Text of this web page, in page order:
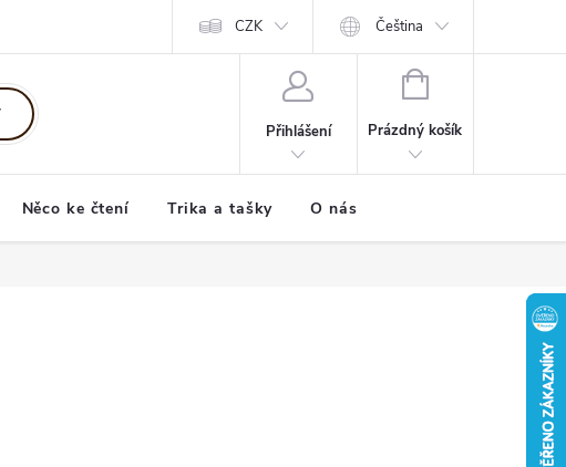
CZK Čeština
Přihlášení
NÁKUPNÍ
Prázdný košík
Něco ke čtení Trika a tašky O nás